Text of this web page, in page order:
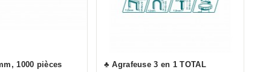
1000 pièces
♣ Agrafeuse 3 en 1 TOTAL